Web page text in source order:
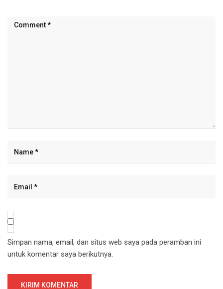
Simpan nama, email, dan situs web saya pada peramban ini
untuk komentar saya berikutnya.